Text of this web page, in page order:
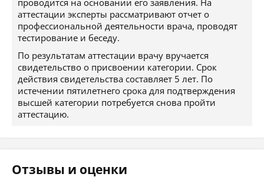
проводится на основании его заявления. На
аттестации эксперты рассматривают отчет о
профессиональной деятельности врача, проводят
тестирование и беседу.
По результатам аттестации врачу вручается
свидетельство о присвоении категории. Срок
действия свидетельства составляет 5 лет. По
истечении пятилетнего срока для подтверждения
высшей категории потребуется снова пройти
аттестацию.
Отзывы и оценки